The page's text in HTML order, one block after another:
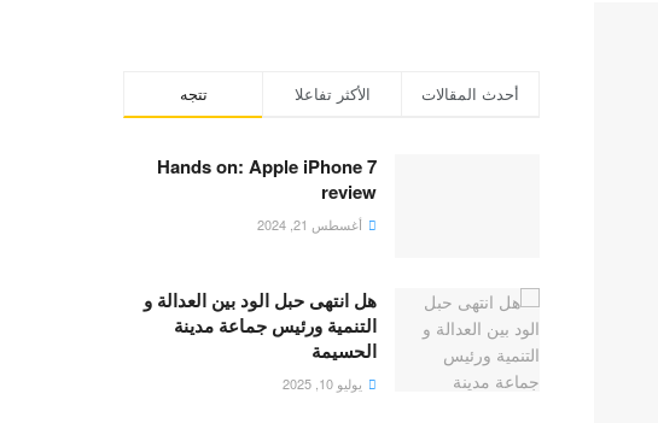
تتجه الأكثر تفاعلا أحدث المقالات
Hands on: Apple iPhone 7
review
أغسطس 21, 2024
هل انتهى حبل الود بين العدالة و
التنمية ورئيس جماعة مدينة
الحسيمة
يوليو 10, 2025